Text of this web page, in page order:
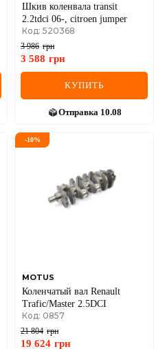
Шкив коленвала transit
2.2tdci 06-, citroen jumper
Код: 520368
3 986 грн
3 588 грн
КУПИТЬ
Отправка 10.08
-10%
MOTUS
Коленчатый вал Renault
Trafic/Master 2.5DCI
Код: 0857
21 804 грн
19 624 грн